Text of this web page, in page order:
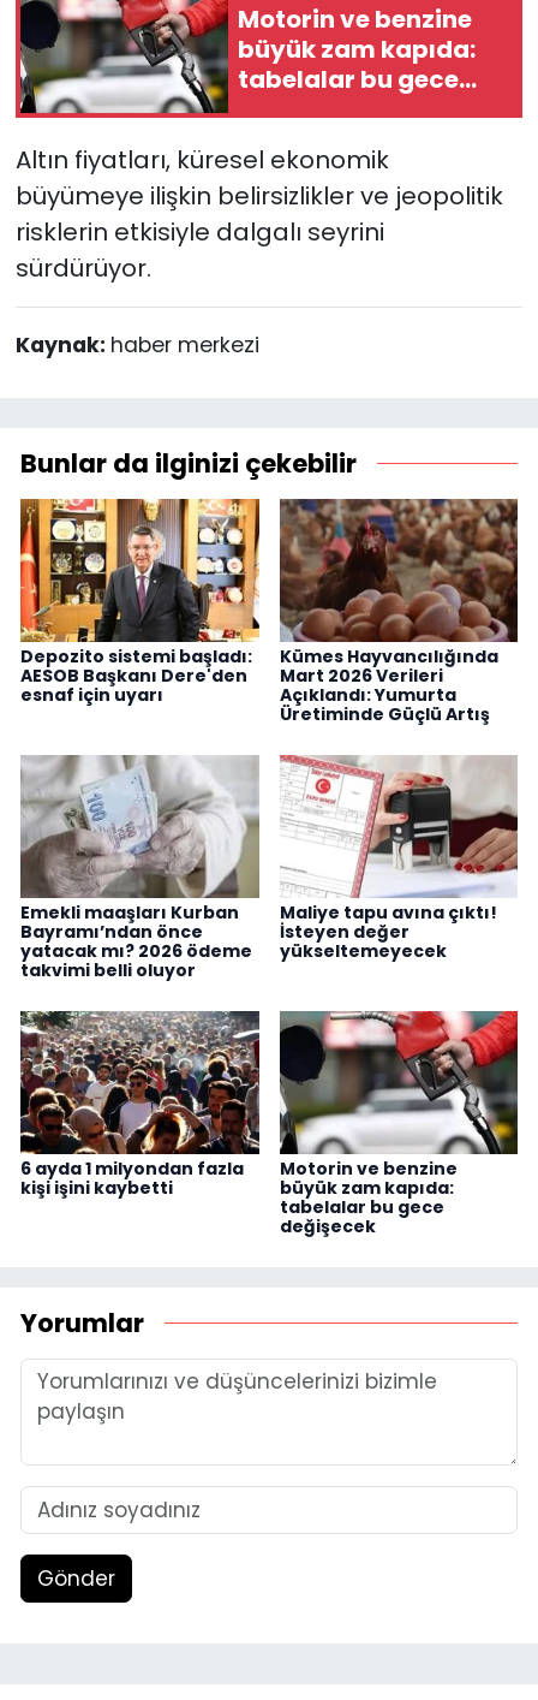
Motorin ve benzine
büyük zam kapıda:
tabelalar bu gece
değişecek
Altın fiyatları, küresel ekonomik
büyümeye ilişkin belirsizlikler ve jeopolitik
risklerin etkisiyle dalgalı seyrini
sürdürüyor.
Kaynak: haber merkezi
Bunlar da ilginizi çekebilir
Depozito sistemi başladı:
AESOB Başkanı Dere'den
esnaf için uyarı
Kümes Hayvancılığında
Mart 2026 Verileri
Açıklandı: Yumurta
Üretiminde Güçlü Artış
Emekli maaşları Kurban
Bayramı’ndan önce
yatacak mı? 2026 ödeme
takvimi belli oluyor
Maliye tapu avına çıktı!
İsteyen değer
yükseltemeyecek
6 ayda 1 milyondan fazla
kişi işini kaybetti
Motorin ve benzine
büyük zam kapıda:
tabelalar bu gece
değişecek
Yorumlar
Gönder